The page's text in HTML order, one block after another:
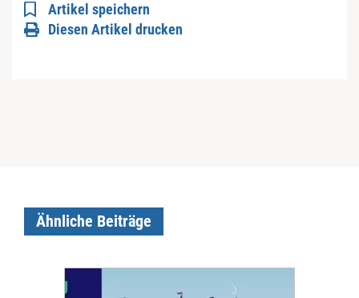
Artikel speichern
Diesen Artikel drucken
Ähnliche Beiträge